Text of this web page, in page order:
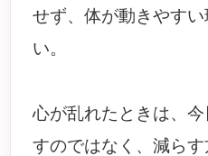
せず、体が動きやす
い。
心が乱れたときは、
すのではなく、減ら